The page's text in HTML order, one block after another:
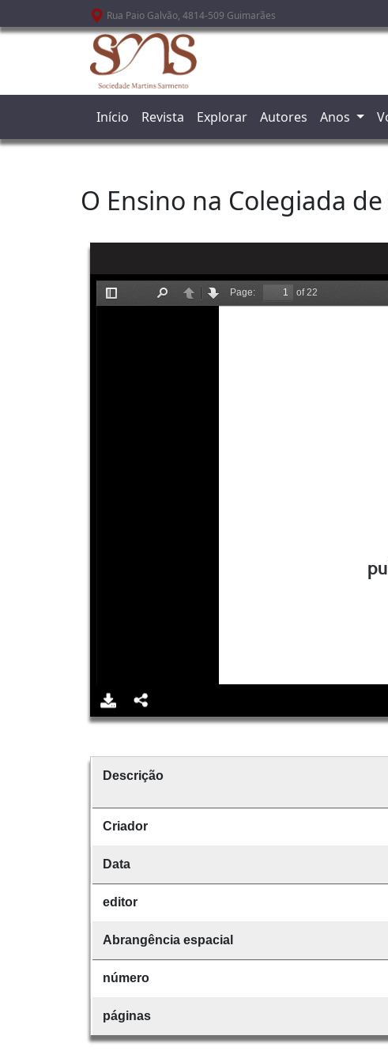
Passar para o conteúdo principal
Rua Paio Galvão, 4814-509 Guimarães
Início Revista Explorar Autores Anos
O Ensino na Colegiada
Descrição
Criador
Data
editor
Abrangência espacial
número
páginas